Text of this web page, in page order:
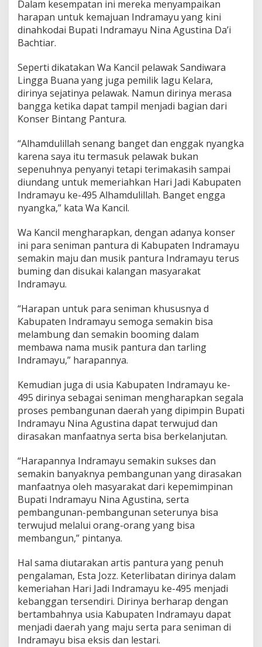
y
u
Dalam kesempatan ini mereka menyampaikan
harapan untuk kemajuan Indramayu yang kini
dinahkodai Bupati Indramayu Nina Agustina Da’i
Bachtiar.
Seperti dikatakan Wa Kancil pelawak Sandiwara
Lingga Buana yang juga pemilik lagu Kelara,
dirinya sejatinya pelawak. Namun dirinya merasa
bangga ketika dapat tampil menjadi bagian dari
Konser Bintang Pantura.
“Alhamdulillah senang banget dan enggak nyangka
karena saya itu termasuk pelawak bukan
sepenuhnya penyanyi tetapi terimakasih sampai
diundang untuk memeriahkan Hari Jadi Kabupaten
Indramayu ke-495 Alhamdulillah. Banget engga
nyangka,” kata Wa Kancil.
Wa Kancil mengharapkan, dengan adanya konser
ini para seniman pantura di Kabupaten Indramayu
semakin maju dan musik pantura Indramayu terus
buming dan disukai kalangan masyarakat
Indramayu.
“Harapan untuk para seniman khususnya d
Kabupaten Indramayu semoga semakin bisa
melambung dan semakin booming dalam
membawa nama musik pantura dan tarling
Indramayu,” harapannya.
Kemudian juga di usia Kabupaten Indramayu ke-
495 dirinya sebagai seniman mengharapkan segala
proses pembangunan daerah yang dipimpin Bupati
Indramayu Nina Agustina dapat terwujud dan
dirasakan manfaatnya serta bisa berkelanjutan.
“Harapannya Indramayu semakin sukses dan
semakin banyaknya pembangunan yang dirasakan
manfaatnya oleh masyarakat dari kepemimpinan
Bupati Indramayu Nina Agustina, serta
pembangunan-pembangunan seterunya bisa
terwujud melalui orang-orang yang bisa
membangun,” pintanya.
Hal sama diutarakan artis pantura yang penuh
pengalaman, Esta Jozz. Keterlibatan dirinya dalam
kemeriahan Hari Jadi Indramayu ke-495 menjadi
kebanggan tersendiri. Dirinya berharap dengan
bertambahnya usia Kabupaten Indramayu dapat
menjadi daerah yang maju serta para seniman di
Indramayu bisa eksis dan lestari.